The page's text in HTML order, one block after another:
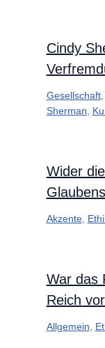
Cindy
Gesellschaft,
Sherman
Wider
Glaubens
Akzente,
War das
Reich
Allgemein